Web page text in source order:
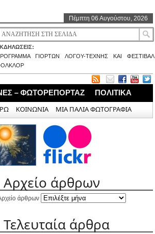
Πέμπτη 06 Αυγούστου, 2026
ΓΙΟΡΤΩΝ ΛΟΓΟΥ-ΤΕΧΝΗΣ ΚΑΙ ΦΕΣΤΙΒΑΛ
– ΦΩΤΟΡΕΠΟΡΤΑΖ ΠΟΛΙΤΙΚΑ
ΚΟΙΝΩΝΙΑ ΜΙΑ ΠΑΛΙΑ ΦΩΤΟΓΡΑΦΙΑ
Αρχείο άρθρων
άρθρων
Τελευταία άρθρα